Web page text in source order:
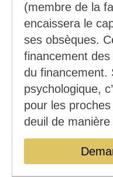
(membre de la
encaissera le
ses obsèques.
financement
du financement.
psychologique,
pour les
deuil de